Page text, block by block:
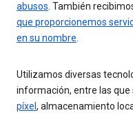
abusos. También
que proporcionemos
en su nombre.
Utilizamos diversas
información, entre las que
píxel , almacenamiento